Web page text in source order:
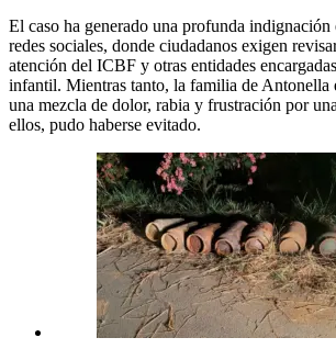
El caso ha generado una profunda indignación
redes sociales, donde ciudadanos exigen
atención del ICBF y otras entidades
infantil. Mientras tanto, la familia de Antonella
una mezcla de dolor, rabia y frustración por
ellos, pudo haberse evitado.